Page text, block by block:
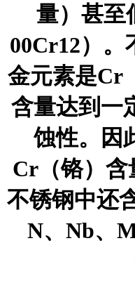
量）甚至
00Cr12）。
金元素是Cr
含量达到一
蚀性。因
Cr（铬）含
不锈钢中还
N、Nb、